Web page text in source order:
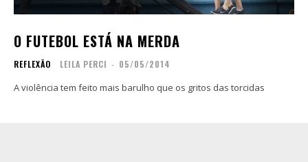
Copyright © 2025 TREVOUS®. Todos os direitos
reservados.
Copyright © 2025 TREVOUS®. Todos os direitos
reservados.
O FUTEBOL ESTÁ NA MERDA
REFLEXÃO LEILA PERCI - 05/05/2014
A violência tem feito mais barulho que os gritos das torcidas